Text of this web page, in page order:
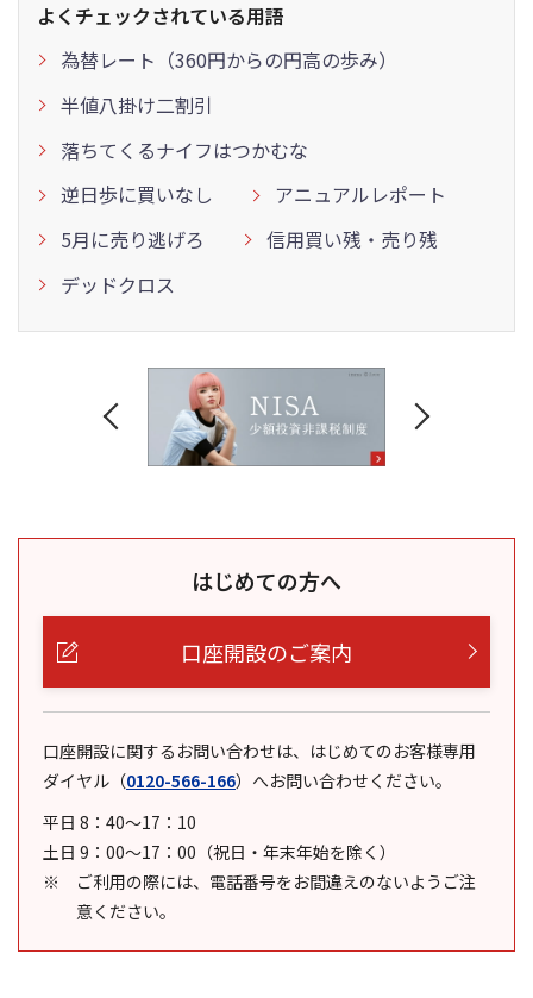
よくチェックされている用語
為替レート（360円からの円高の歩み）
半値八掛け二割引
落ちてくるナイフはつかむな
逆日歩に買いなし
アニュアルレポート
5月に売り逃げろ
信用買い残・売り残
デッドクロス
はじめての方へ
口座開設のご案内
口座開設に関するお問い合わせは、はじめてのお客様専用
ダイヤル （0120-566-166） へお問い合わせください。
平日 8：40～17：10
土日 9：00～17：00（祝日・年末年始を除く）
ご利用の際には、電話番号をお間違えのないようご注
意ください。